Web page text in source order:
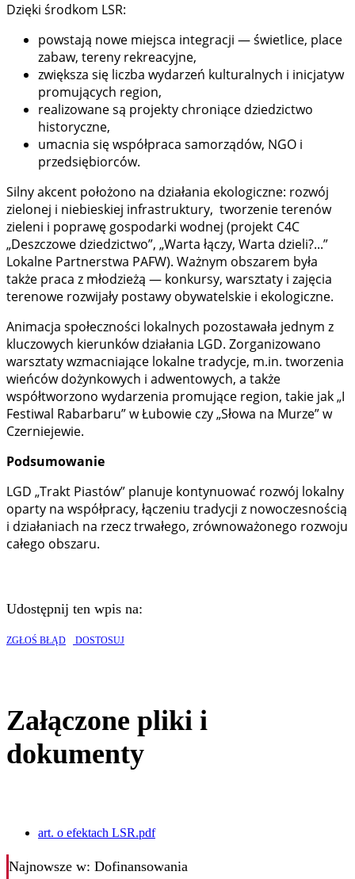
Dzięki środkom LSR:
powstają nowe miejsca integracji — świetlice, place
zabaw, tereny rekreacyjne,
zwiększa się liczba wydarzeń kulturalnych i inicjatyw
promujących region,
realizowane są projekty chroniące dziedzictwo
historyczne,
umacnia się współpraca samorządów, NGO i
przedsiębiorców.
Silny akcent położono na działania ekologiczne: rozwój
zielonej i niebieskiej infrastruktury, tworzenie terenów
zieleni i poprawę gospodarki wodnej (projekt C4C
„Deszczowe dziedzictwo”, „Warta łączy, Warta dzieli?...”
Lokalne Partnerstwa PAFW). Ważnym obszarem była
także praca z młodzieżą — konkursy, warsztaty i zajęcia
terenowe rozwijały postawy obywatelskie i ekologiczne.
Animacja społeczności lokalnych pozostawała jednym z
kluczowych kierunków działania LGD. Zorganizowano
warsztaty wzmacniające lokalne tradycje, m.in. tworzenia
wieńców dożynkowych i adwentowych, a także
współtworzono wydarzenia promujące region, takie jak „I
Festiwal Rabarbaru” w Łubowie czy „Słowa na Murze” w
Czerniejewie.
Podsumowanie
LGD „Trakt Piastów” planuje kontynuować rozwój lokalny
oparty na współpracy, łączeniu tradycji z nowoczesnością
i działaniach na rzecz trwałego, zrównoważonego rozwoju
całego obszaru.
Udostępnij ten wpis na:
ZGŁOŚ BŁĄD DOSTOSUJ
Załączone pliki i
dokumenty
art. o efektach LSR.pdf
Najnowsze w: Dofinansowania